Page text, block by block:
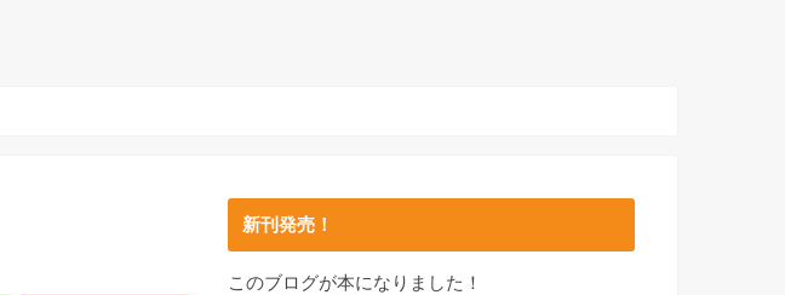
新刊発売！
このブログが本になりました！